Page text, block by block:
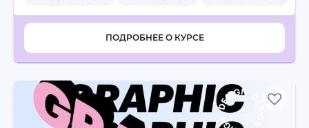
+4
ПОДРОБНЕЕ О КУРСЕ